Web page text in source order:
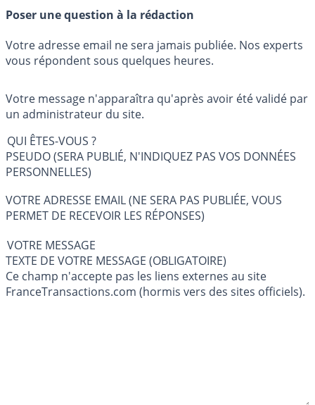
Poser une question à la rédaction
Votre adresse email ne sera jamais publiée. Nos experts
vous répondent sous quelques heures.
Votre message n'apparaîtra qu'après avoir été validé par
un administrateur du site.
QUI ÊTES-VOUS ?
PSEUDO (SERA PUBLIÉ, N'INDIQUEZ PAS VOS DONNÉES
PERSONNELLES)
VOTRE ADRESSE EMAIL (NE SERA PAS PUBLIÉE, VOUS
PERMET DE RECEVOIR LES RÉPONSES)
VOTRE MESSAGE
TEXTE DE VOTRE MESSAGE (OBLIGATOIRE)
Ce champ n'accepte pas les liens externes au site
FranceTransactions.com (hormis vers des sites officiels).